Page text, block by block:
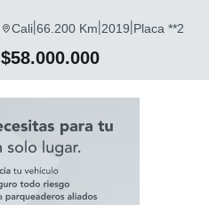
Cali|66.200 Km|2019|Placa **2
$58.000.000